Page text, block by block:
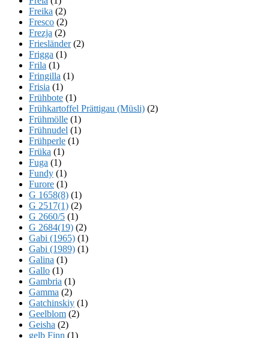
Freika (2)
Fresco (2)
Frezja (2)
Friesländer(2)
Frigga (1)
Frila (1)
Fringilla (1)
Frisia (1)
Frühbote (1)
Frühkartoffel Prättigau (Müsli) (2)
Frühmölle (1)
Frühnudel (1)
Frühperle (1)
Früka (1)
Fuga (1)
Fundy (1)
Furore (1)
G 1658(8) (1)
G 2517(1) (2)
G 2660/5 (1)
G 2684(19) (2)
Gabi (1965) (1)
Gabi (1989) (1)
Galina (1)
Gallo (1)
Gambria (1)
Gamma (2)
Gatchinskiy (1)
Geelblom (2)
Geisha (2)
gelb Finn (1)